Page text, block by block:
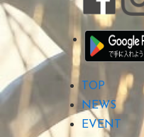
TOP
NEWS
EVENT